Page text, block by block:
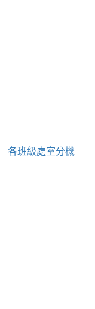
各班級處室分機